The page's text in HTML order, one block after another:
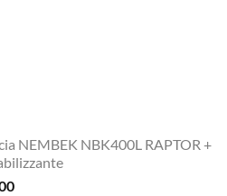
NEMBEK NBK400L RAPTOR +
Il